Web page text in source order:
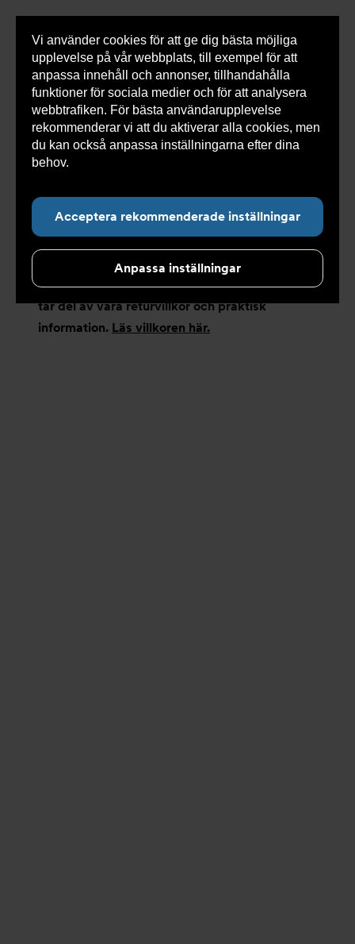
Vi använder cookies för att ge dig bästa möjliga
upplevelse på vår webbplats, till exempel för att
anpassa innehåll och annonser, tillhandahålla
funktioner för sociala medier och för att analysera
webbtrafiken. För bästa användarupplevelse
rekommenderar vi att du aktiverar alla cookies, men
du kan också anpassa inställningarna efter dina
behov.
Acceptera rekommenderade inställningar
Anpassa inställningar
0 varorSnabborder
Undernavigering för ”Kundservice”
Retur
Innan du registrerar en retur är det viktigt att du
tar del av våra returvillkor och praktisk
information. Läs villkoren här.